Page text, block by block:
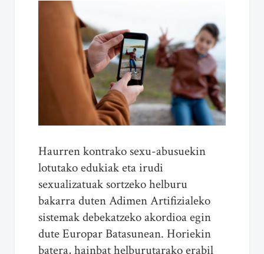
Haurren kontrako sexu-abusuekin
lotutako edukiak eta irudi
sexualizatuak sortzeko helburu
bakarra duten Adimen Artifizialeko
sistemak debekatzeko akordioa egin
dute Europar Batasunean. Horiekin
batera, hainbat helburutarako erabil